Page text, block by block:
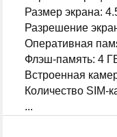
Размер экрана:
Разрешение
Оперативная
Флэш-память: 4
Встроенная
Количество SIM-
...